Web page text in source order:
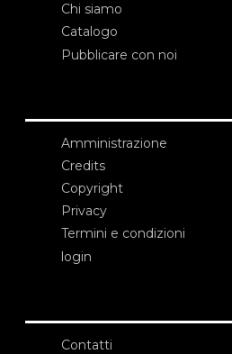
Chi siamo
Catalogo
Pubblicare con noi
Amministrazione
Credits
Copyright
Privacy
Termini e condizioni
login
Contatti